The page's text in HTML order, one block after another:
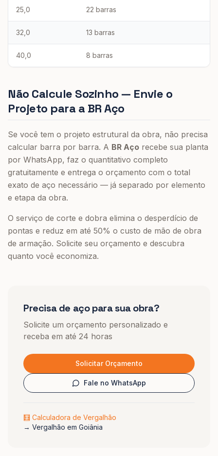
25,0 22 barras
32,0 13 barras
40,0 8 barras
Não Calcule Sozinho — Envie o
Projeto para a BR Aço
Se você tem o projeto estrutural da obra, não precisa
calcular barra por barra. A BR Aço recebe sua planta
por WhatsApp, faz o quantitativo completo
gratuitamente e entrega o orçamento com o total
exato de aço necessário — já separado por elemento
e etapa da obra.
O serviço de corte e dobra elimina o desperdício de
pontas e reduz em até 50% o custo de mão de obra
de armação. Solicite seu orçamento e descubra
quanto você economiza.
Precisa de aço para sua obra?
Solicite um orçamento personalizado e
receba em até 24 horas
Solicitar Orçamento
Fale no WhatsApp
🧮 Calculadora de Vergalhão
→ Vergalhão em Goiânia